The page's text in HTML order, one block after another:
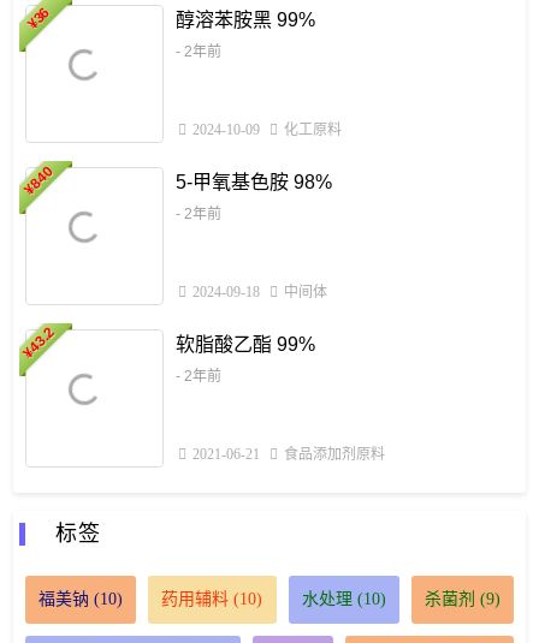
¥
36 醇溶苯胺黑 99%
- 2年前
2024-10-09 化工原料
¥
840 5-甲氧基色胺 98%
- 2年前
2024-09-18 中间体
¥
43.2 软脂酸乙酯 99%
- 2年前
2021-06-21 食品添加剂原料
标签
福美钠 (10) 药用辅料 (10) 水处理 (10) 杀菌剂 (9)